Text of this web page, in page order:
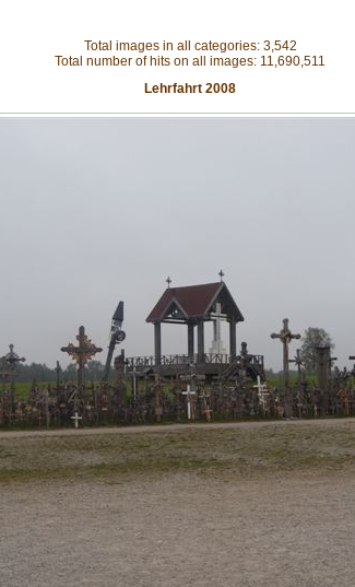
Total images in all categories: 3,542
Total number of hits on all images: 11,690,511
Lehrfahrt 2008